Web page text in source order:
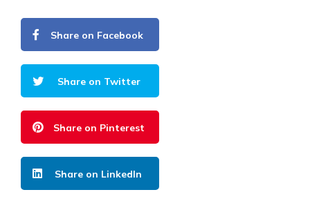
Share on Facebook
Share on Twitter
Share on Pinterest
Share on LinkedIn